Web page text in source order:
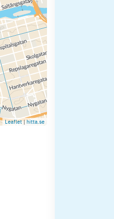
Leaflet | hitta.se